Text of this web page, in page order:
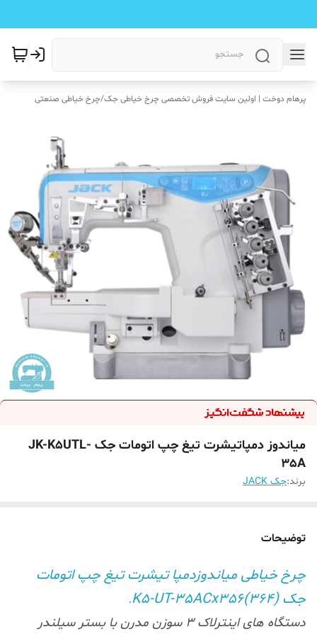
پرهام دوخت | اولین سایت فروش تخصصی چرخ خیاطی جک/چرخ خیاطی صنعتی
میاندوز دمپاتیشرت تیغ چپ اتومات جک JK-K5UTL-
35A
برند:جک JACK
توضیحات
چرخ خیاطی میاندوزدمپا تیشرت تیغ چپ اتومات
جک K5-UT-35ACx356(364)
.
دستگاه های اینترلاک 3 سوزن مدرن با بستر سیلندر